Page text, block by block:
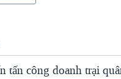
tấn công doanh trại